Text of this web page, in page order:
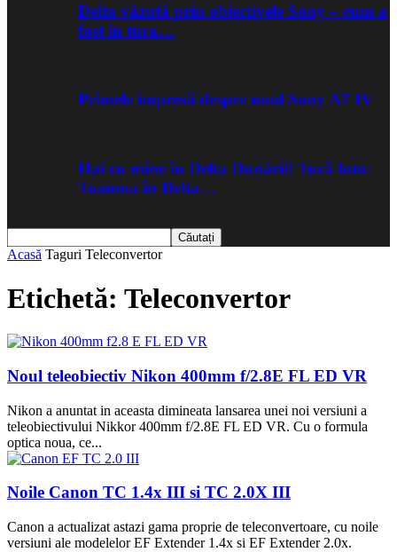
Delta văzută prin obiectivele Sony – cum a
fost în tura…
Primele impresii despre noul Sony A7 IV
Hai cu mine în Delta Dunării! Tură foto:
Toamna în Delta…
Acasă Taguri Teleconvertor
Etichetă: Teleconvertor
Noul teleobiectiv Nikon 400mm f/2.8E FL ED VR
Nikon a anuntat in aceasta dimineata lansarea unei noi versiuni a
teleobiectivului Nikkor 400mm f/2.8E FL ED VR. Cu o formula
optica noua, ce...
Noile Canon TC 1.4x III si TC 2.0X III
Canon a actualizat astazi gama proprie de teleconvertoare, cu noile
versiuni ale modelelor EF Extender 1.4x si EF Extender 2.0x.